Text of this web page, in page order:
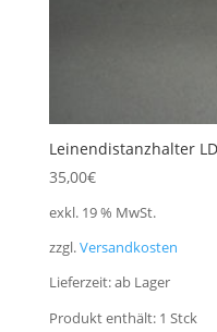
Leinendistanzhalter
35,00€
exkl. 19 % MwSt.
zzgl.Versandkosten
Lieferzeit:ab Lager
Produkt enthält: 1 Stck